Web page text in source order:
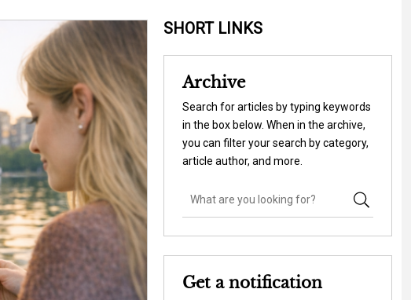
SHORT LINKS
Archive
Search for articles by typing keywords
in the box below. When in the archive,
you can filter your search by category,
article author, and more.
Get a notification